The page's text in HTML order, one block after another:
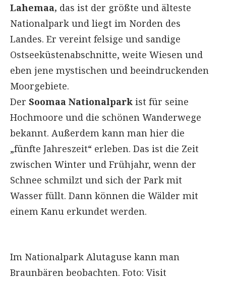
Lahemaa, das ist der größte und älteste
Nationalpark und liegt im Norden des
Landes. Er vereint felsige und sandige
Ostseeküstenabschnitte, weite Wiesen und
eben jene mystischen und beeindruckenden
Moorgebiete.
Der Soomaa Nationalpark ist für seine
Hochmoore und die schönen Wanderwege
bekannt. Außerdem kann man hier die
„fünfte Jahreszeit“ erleben. Das ist die Zeit
zwischen Winter und Frühjahr, wenn der
Schnee schmilzt und sich der Park mit
Wasser füllt. Dann können die Wälder mit
einem Kanu erkundet werden.
Im Nationalpark Alutaguse kann man
Braunbären beobachten. Foto: Visit